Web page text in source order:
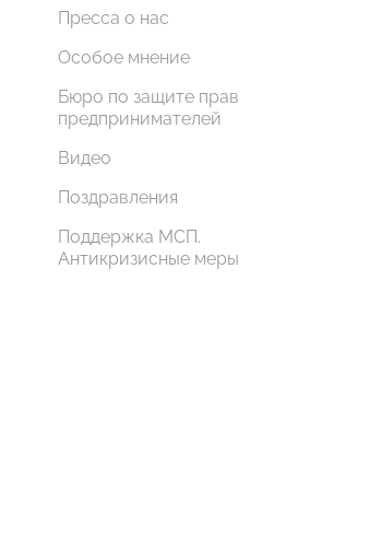
Пресса о нас
Особое мнение
Бюро по защите прав
предпринимателей
Видео
Поздравления
Поддержка МСП.
Антикризисные меры